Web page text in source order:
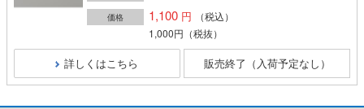
価格 1,100
（税込）
1,000円 （税抜）
詳しくはこちら 販売終了（入荷予定なし）